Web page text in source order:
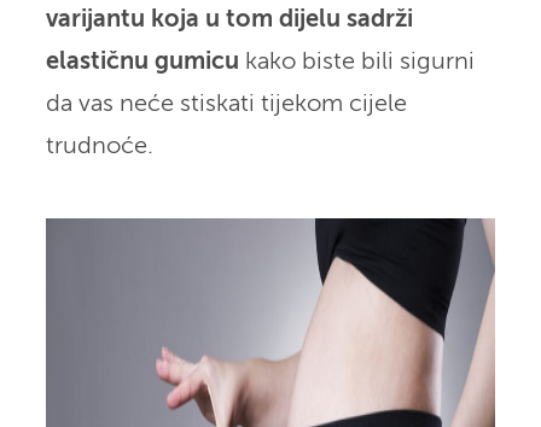
varijantu koja u tom dijelu sadrži
elastičnu gumicu kako biste bili sigurni
da vas neće stiskati tijekom cijele
trudnoće.